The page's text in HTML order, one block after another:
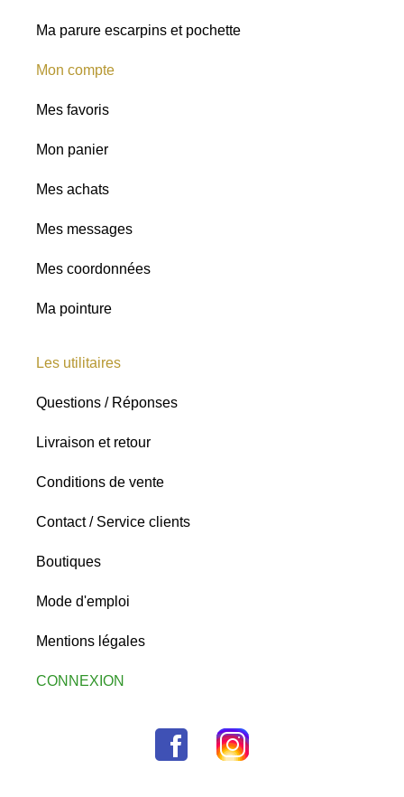
Ma parure escarpins et pochette
Mon compte
Mes favoris
Mon panier
Mes achats
Mes messages
Mes coordonnées
Ma pointure
Les utilitaires
Questions / Réponses
Livraison et retour
Conditions de vente
Contact / Service clients
Boutiques
Mode d'emploi
Mentions légales
CONNEXION